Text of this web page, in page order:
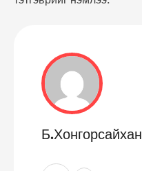
Б.Хонгорсайхан